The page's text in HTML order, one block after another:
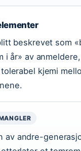
beskrevet som
i år» av
kjemi
av andre-